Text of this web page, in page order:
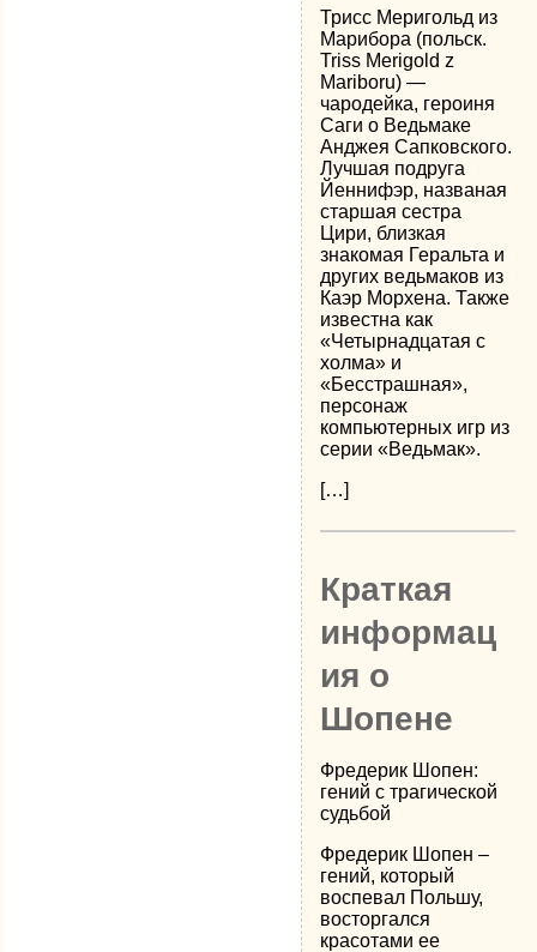
Трисс Меригольд из
Марибора (польск.
Triss Merigold z
Mariboru) —
чародейка, героиня
Саги о Ведьмаке
Анджея Сапковского.
Лучшая подруга
Йеннифэр, названая
старшая сестра
Цири, близкая
знакомая Геральта и
других ведьмаков из
Каэр Морхена. Также
известна как
«Четырнадцатая с
холма» и
«Бесстрашная»,
персонаж
компьютерных игр из
серии «Ведьмак».
[…]
Краткая
информац
ия о
Шопене
Фредерик Шопен:
гений с трагической
судьбой
Фредерик Шопен –
гений, который
воспевал Польшу,
восторгался
красотами ее